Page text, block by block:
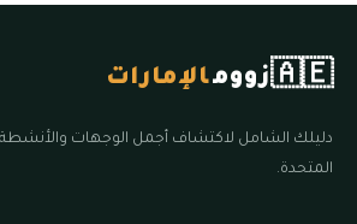
🇦🇪زوومالإمارات
دليلك الشامل لاكتشاف أجمل الوجهات والأنشطة
المتحدة.